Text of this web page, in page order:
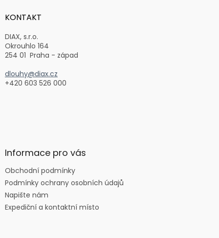
aKONTAKT
DIAX, s.r.o.
Okrouhlo 164
254 01 Praha - západ
dlouhy@diax.cz
+420 603 526 000
Informace pro vás
Obchodní podmínky
Podmínky ochrany osobních údajů
Napište nám
Expediční a kontaktní místo